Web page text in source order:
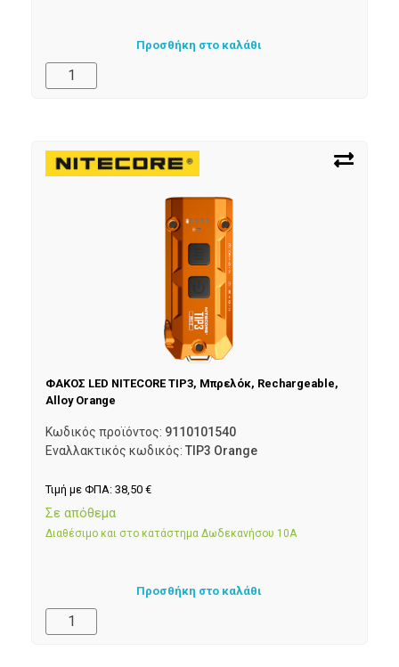
Προσθήκη στο καλάθι
ΦΑΚΟΣ LED NITECORE TIP3, Μπρελόκ, Rechargeable,
Alloy Orange
Κωδικός προϊόντος: 9110101540
Εναλλακτικός κωδικός: TIP3 Orange
Τιμή με ΦΠΑ: 38,50 €
Σε απόθεμα
Διαθέσιμο και στο κατάστημα Δωδεκανήσου 10Α
Προσθήκη στο καλάθι